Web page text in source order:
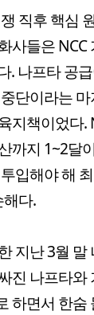
직후 핵심
사들은
. 나프타 공
단이라는
지책이었다.
까지 1~2달
입해야 해
다.
지난 3월 말
진 나프타와
하면서 한숨